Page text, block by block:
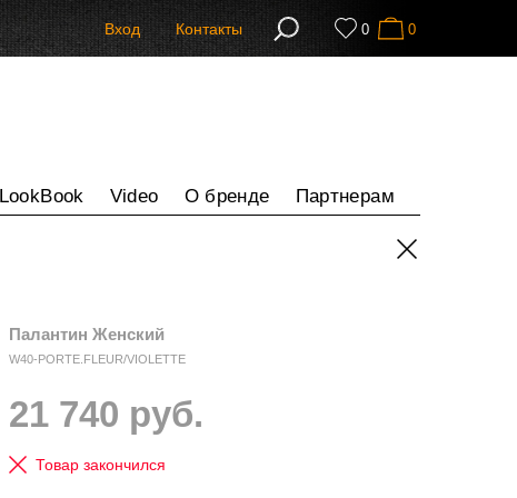
Вход Контакты 0 0
LookBook Video О бренде Партнерам
Палантин Женский
W40-PORTE.FLEUR/VIOLETTE
21 740 руб.
Товар закончился